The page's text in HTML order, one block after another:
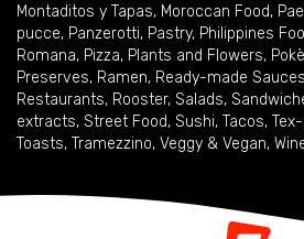
Montaditos y Tapas, Moroccan Food,
pucce, Panzerotti, Pastry, Philippines
Romana, Pizza, Plants and Flowers, Pokè
Preserves, Ramen, Ready-made Sauces
Restaurants, Rooster, Salads,
extracts, Street Food, Sushi, Tacos,
Toasts, Tramezzino, Veggy & Vegan,